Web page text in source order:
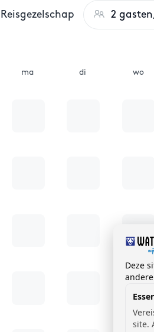
Reisgezelschap 2
ma di wo
Deze
site.